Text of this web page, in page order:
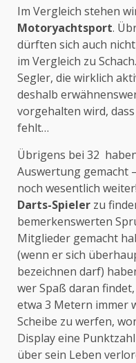
Im Vergleich stehen
Motoryachtsport.
dürften sich auch
im Vergleich zu
Segler, die wirklich
deshalb
vorgehalten wird,
fehlt…
Übrigens bei 32
Auswertung gemacht
noch wesentlich
Darts-Spieler zu
bemerkenswerten
Mitglieder gemacht
(wenn er sich
bezeichnen darf)
wer Spaß daran
etwa 3 Metern immer
Scheibe zu werfen,
Display eine
über sein Leben